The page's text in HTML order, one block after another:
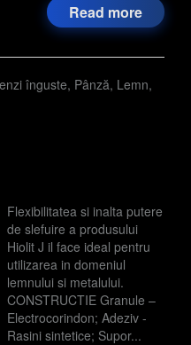
Read more
înguste, Pânză, Lemn,
Flexibilitatea si inalta putere
de slefuire a produsului
Hiolit J il face ideal pentru
utilizarea in domeniul
lemnului si metalului.
CONSTRUCTIE Granule –
Electrocorindon; Adeziv -
Rasini sintetice; Supor...